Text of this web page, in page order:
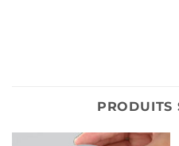
PRODUITS